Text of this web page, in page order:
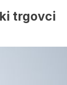
trgovci